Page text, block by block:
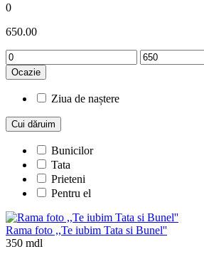
0
650.00
Ocazie
Ziua de naștere
Cui dăruim
Bunicilor
Tata
Prieteni
Pentru el
Rama foto ,,Te iubim Tata si Bunel''
350 mdl